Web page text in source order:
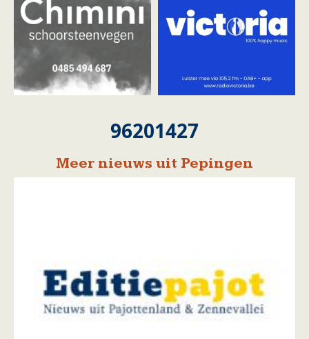
96201427
Meer nieuws uit Pepingen